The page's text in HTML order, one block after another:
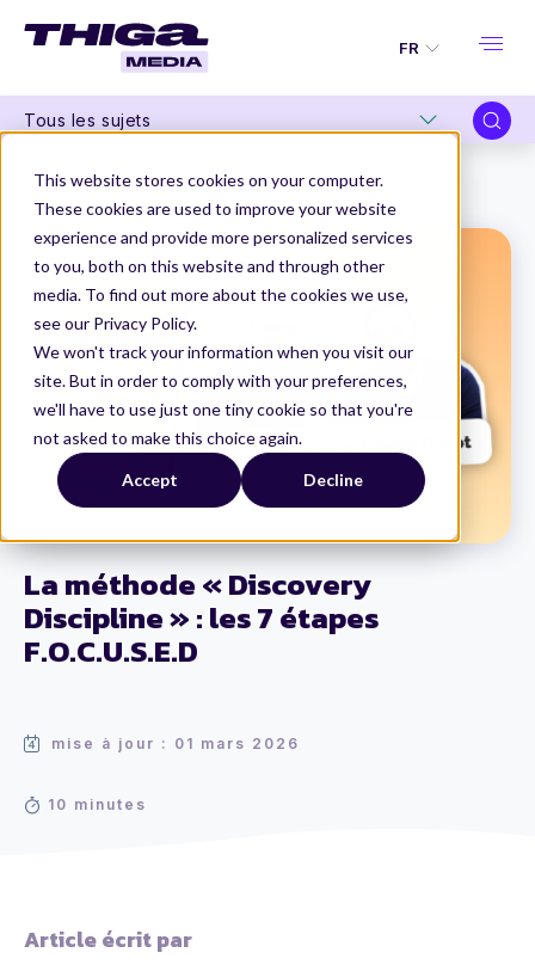
This website stores cookies on your computer.
These cookies are used to improve your website
experience and provide more personalized services
to you, both on this website and through other
media. To find out more about the cookies we use,
see our Privacy Policy.
We won't track your information when you visit our
site. But in order to comply with your preferences,
we'll have to use just one tiny cookie so that you're
not asked to make this choice again.
Accept Decline
FR
Tous les sujets
La méthode « Discovery
Discipline » : les 7 étapes
F.O.C.U.S.E.D
mise à jour : 01 mars 2026
10 minutes
Thiga Media
Product Management
Article écrit par